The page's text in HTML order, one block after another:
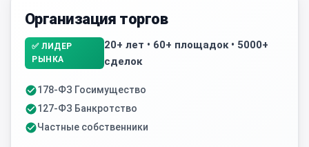
Организация торгов
✅ ЛИДЕР
РЫНКА
20+ лет • 60+ площадок • 5000+
сделок
178-ФЗ Госимущество
127-ФЗ Банкротство
Частные собственники